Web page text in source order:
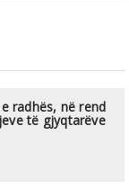
radhës, në rend
të gjyqtarëve